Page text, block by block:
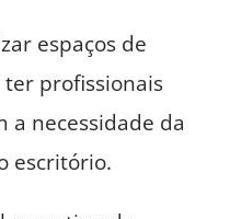
espaços de
ter profissionais
a necessidade da
escritório.